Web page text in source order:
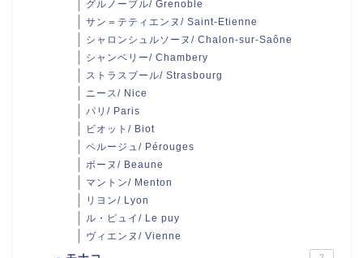
グルノーブル/ Grenoble
サン＝テティエンヌ/ Saint-Etienne
シャロンシュルソーヌ/ Chalon-sur-Saône
シャンベリー/ Chambery
ストラスブール/ Strasbourg
ニース/ Nice
パリ/ Paris
ビオット/ Biot
ペルージュ/ Pérouges
ボーヌ/ Beaune
マントン/ Menton
リヨン/ Lyon
ル・ピュイ/ Le puy
ヴィエンヌ/ Vienne